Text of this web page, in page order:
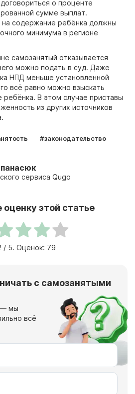
о проценте
сумме выплат.
содержание ребёнка должны
минимума в регионе
самозанятый отказывается
можно подать в суд. Даже
НПД меньше установленной
всё равно можно взыскать
ребёнка. В этом случае приставы
из других источников
#законодательство
сервиса Qugo
оценку этой статье
/ 5. Оценок: 79
с самозанятыми
— мы
всё